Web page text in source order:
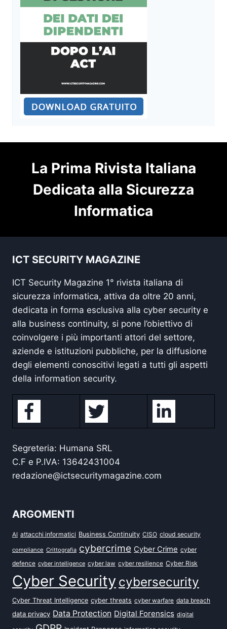
La Prima Rivista Italiana
Dedicata alla Sicurezza
Informatica
ICT SECURITY MAGAZINE
ICT Security Magazine 1° rivista italiana di
sicurezza informatica, attiva da oltre 20 anni,
dedicata in forma esclusiva alla cyber security e
alla business continuity, si pone l’obiettivo di
coinvolgere i più importanti attori del settore,
aziende e istituzioni pubbliche, per la diffusione
degli elementi conoscitivi legati a tutti gli aspetti
della information security.
Segreteria: Humana SRL
C.F e P.IVA: 13642431004
redazione@ictsecuritymagazine.com
ARGOMENTI
AI attacchi informatici Business Continuity CISO cloud security
compliance Crittografia cybercrime Cyber Crime cyber
defence cyber intelligence cyber law cyber resilience Cyber Risk
Cyber Security cybersecurity
Cyber Threat Intelligence cyber threats cyber warfare data breach
data privacy Data Protection Digital Forensics digital